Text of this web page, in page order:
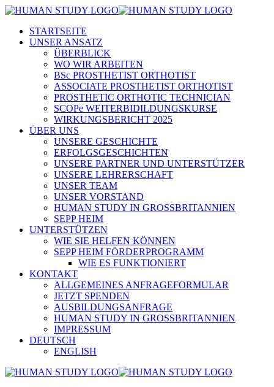
STARTSEITE
UNSER ANSATZ
ÜBERBLICK
WO WIR ARBEITEN
BSc PROSTHETIST ORTHOTIST
ASSOCIATE PROSTHETIST ORTHOTIST
PROSTHETIC ORTHOTIC TECHNICIAN
SCOPe WEITERBIDILDUNGSKURSE
WIRKUNGSBERICHT 2025
ÜBER UNS
UNSERE GESCHICHTE
ERFOLGSGESCHICHTEN
UNSERE PARTNER UND UNTERSTÜTZER
UNSERE LEHRERSCHAFT
UNSER TEAM
UNSER VORSTAND
HUMAN STUDY IN GROSSBRITANNIEN
SEPP HEIM
UNTERSTÜTZEN
WIE SIE HELFEN KÖNNEN
SEPP HEIM FÖRDERPROGRAMM
WIE ES FUNKTIONIERT
KONTAKT
ALLGEMEINES ANFRAGEFORMULAR
JETZT SPENDEN
AUSBILDUNGSANFRAGE
HUMAN STUDY IN GROSSBRITANNIEN
IMPRESSUM
DEUTSCH
ENGLISH